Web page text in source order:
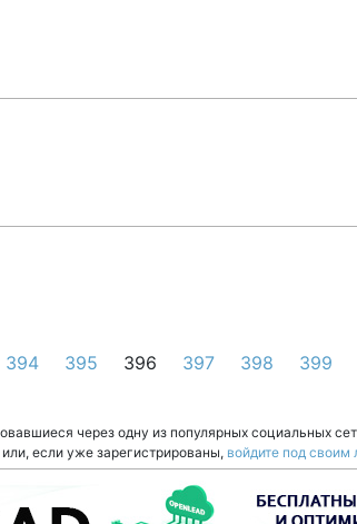
394 395 396 397 398 399
через одну из популярных социальных
или, если уже зарегистрированы, войдите под своим